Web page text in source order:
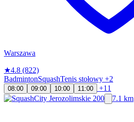
Warszawa
★4.8 (822)
BadmintonSquashTenis stołowy +2
08:00 09:00 10:00 11:00
+11
7.1 km